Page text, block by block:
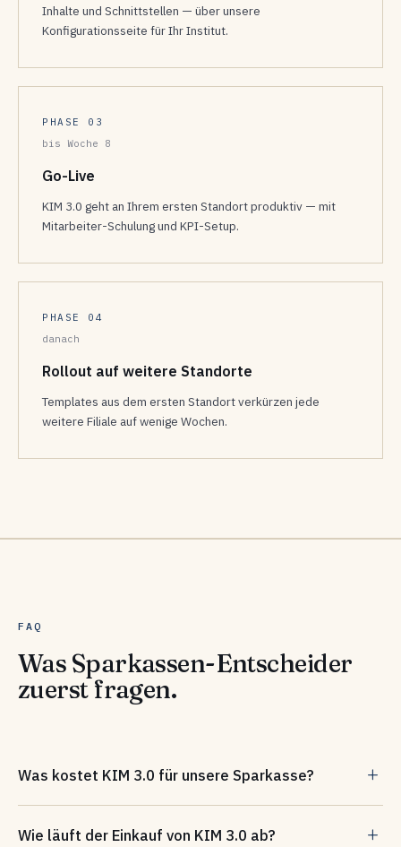
Inhalte und Schnittstellen — über unsere
Konfigurationsseite für Ihr Institut.
PHASE 03
bis Woche 8
Go-Live
KIM 3.0 geht an Ihrem ersten Standort produktiv — mit
Mitarbeiter-Schulung und KPI-Setup.
PHASE 04
danach
Rollout auf weitere Standorte
Templates aus dem ersten Standort verkürzen jede
weitere Filiale auf wenige Wochen.
FAQ
Was Sparkassen-Entscheider
zuerst fragen.
Was kostet KIM 3.0 für unsere Sparkasse?
Informatik verhandelt, liegt die Basislizenz inklusive Support
Wie läuft der Einkauf von KIM 3.0 ab?